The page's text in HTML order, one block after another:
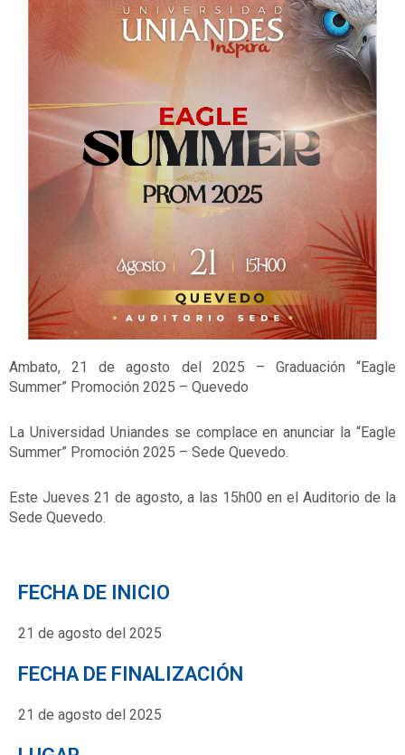
Ambato, 21 de agosto del 2025 – Graduación “Eagle
Summer” Promoción 2025 – Quevedo
La Universidad Uniandes se complace en anunciar la “Eagle
Summer” Promoción 2025 – Sede Quevedo.
Este Jueves 21 de agosto, a las 15h00 en el Auditorio de la
Sede Quevedo.
FECHA DE INICIO
21 de agosto del 2025
FECHA DE FINALIZACIÓN
21 de agosto del 2025